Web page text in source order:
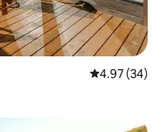
Calificación
4.97 (34)